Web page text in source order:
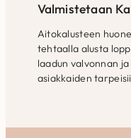
Valmistetaan
Aitokalusteen
tehtaalla alusta
laadun valvonnan
asiakkaiden